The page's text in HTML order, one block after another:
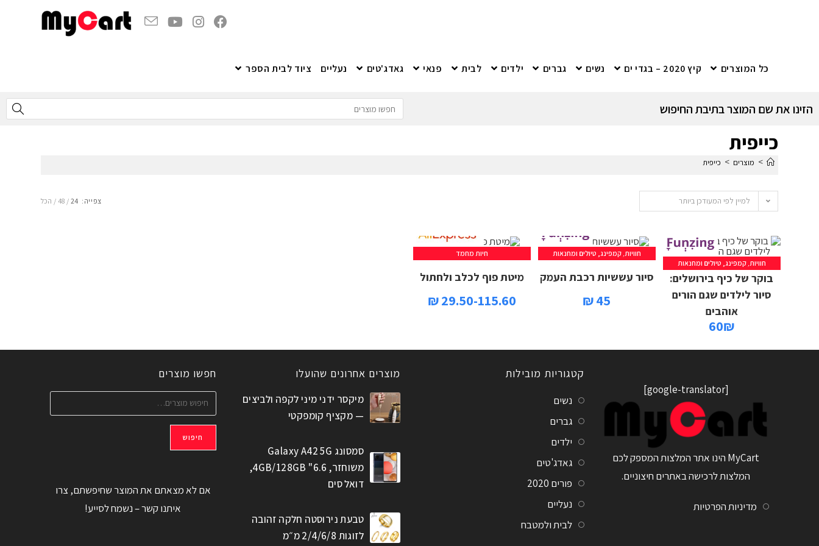
כל המוצרים קיץ 2020 – בגדי ים נשים גברים ילדים לבית פנאי גאדג'טים נעליים ציוד לבית הספר
הזינו את שם המוצר בתיבת החיפוש
כייפית
> מוצרים > כייפית
למיין לפי המעודכן ביותר צפייה: 24
48 הכל
חוויות,קמפינג, טיולים ומחנאות
בוקר של כיף בירושלים:
סיור לילדים שגם הורים
אוהבים
60₪
חוויות,קמפינג, טיולים ומחנאות
סיור עששיות רכבת העמק
45 ₪
חיות מחמד
מיטת פוף לכלב ולחתול
29.50-115.60 ₪
[google-translator]
MyCart הינו אתר המלצות המספק לכם
המלצות לרכישה באתרים חיצוניים.
מדיניות הפרטיות
קטגוריות מובילות
נשים
גברים
ילדים
גאדג'טים
פורים 2020
נעליים
לבית ולמטבח
מוצרים אחרונים שהועלו
מיקסר ידני מיני לקפה ולביצים
— מקציף קומפקטי
סמסונג Galaxy A42 5G
משוחזר, 6.6" 4GB/128GB,
דואל סים
טבעת נירוסטה חלקה זהובה
לזוגות 2/4/6/8 מ״מ
חפשו מוצרים
חיפוש
אם לא מצאתם את המוצר שחיפשתם, צרו
איתנו קשר – נשמח לסייע!